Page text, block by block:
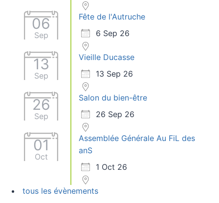
06
Sep
Fête de l'Autruche
6 Sep 26
13
Sep
Vieille Ducasse
13 Sep 26
26
Sep
Salon du bien-être
26 Sep 26
01
Oct
Assemblée Générale Au FiL des
anS
1 Oct 26
tous les évènements